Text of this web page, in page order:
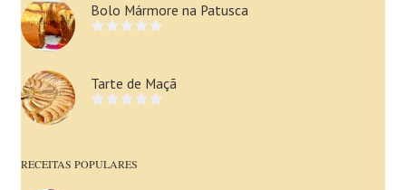
Bolo Mármore na Patusca
Tarte de Maçã
RECEITAS POPULARES